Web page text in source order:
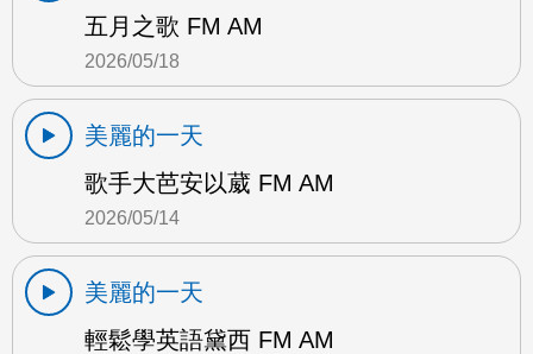
五月之歌 FM AM
2026/05/18
美麗的一天
歌手大芭安以葳 FM AM
2026/05/14
美麗的一天
輕鬆學英語黛西 FM AM